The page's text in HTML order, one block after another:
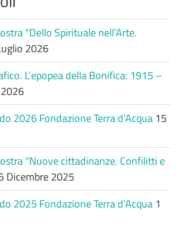
“Dello Spirituale nell’Arte.
2026
L’epopea della Bonifica: 1915 –
2026 Fondazione Terra d’Acqua 15
“Nuove cittadinanze. Confilitti e
Dicembre 2025
2025 Fondazione Terra d’Acqua 1